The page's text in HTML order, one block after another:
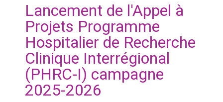
Lancement de l'Appel à
Projets Programme
Hospitalier de Recherche
Clinique Interrégional
(PHRC-I) campagne
2025-2026